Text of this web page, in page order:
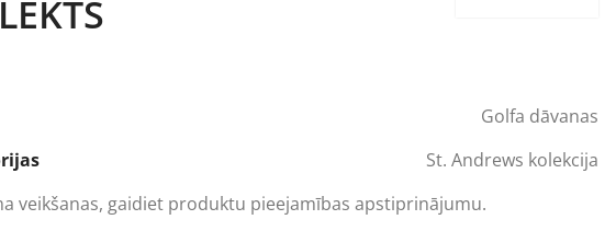
Golfa dāvanas
St. Andrews kolekcija
veikšanas, gaidiet produktu pieejamības apstiprinājumu.